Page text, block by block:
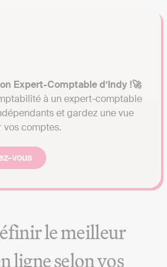
Expert-Comptable d’Indy !🚀
à un expert-comptable
et gardez une vue
vos comptes.
vous
le meilleur
ligne selon vos